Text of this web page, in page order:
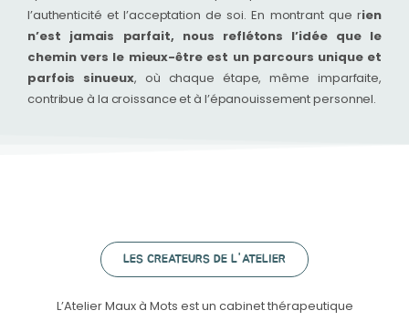
l’authenticité et l’acceptation de soi. En montrant que rien
n’est jamais parfait, nous reflétons l’idée que le
chemin vers le mieux-être est un parcours unique et
parfois sinueux, où chaque étape, même imparfaite,
contribue à la croissance et à l’épanouissement personnel.
LES CREATEURS DE L'ATELIER
L’Atelier Maux à Mots est un cabinet thérapeutique